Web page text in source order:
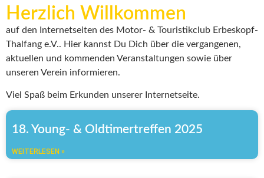
Herzlich Willkommen
auf den Internetseiten des Motor- & Touristikclub Erbeskopf-
Thalfang e.V.. Hier kannst Du Dich über die vergangenen,
aktuellen und kommenden Veranstaltungen sowie über
unseren Verein informieren.
Viel Spaß beim Erkunden unserer Internetseite.
18. Young- & Oldtimertreffen 2025
WEITERLESEN »